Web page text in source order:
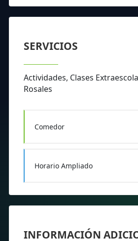
SERVICIOS
Actividades, Clases
Rosales
Comedor
Horario Ampliado
INFORMACIÓN